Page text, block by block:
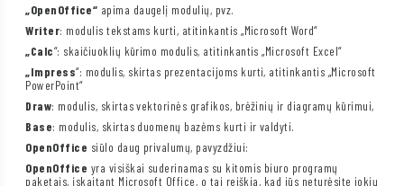
„OpenOffice“ apima daugelį modulių, pvz.
Writer: modulis tekstams kurti, atitinkantis „Microsoft Word“
„Calc“: skaičiuoklių kūrimo modulis, atitinkantis „Microsoft Excel“
„Impress“: modulis, skirtas prezentacijoms kurti, atitinkantis „Microsoft
PowerPoint“
Draw: modulis, skirtas vektorinės grafikos, brėžinių ir diagramų kūrimui,
Base: modulis, skirtas duomenų bazėms kurti ir valdyti.
OpenOffice siūlo daug privalumų, pavyzdžiui:
OpenOffice yra visiškai suderinamas su kitomis biuro programų
paketais, įskaitant Microsoft Office, o tai reiškia, kad jūs neturėsite jokių